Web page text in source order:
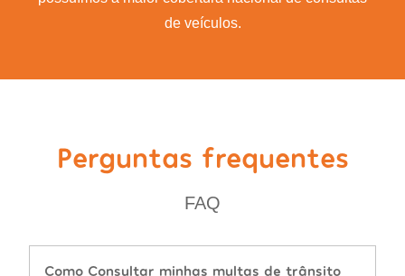
de veículos.
Perguntas frequentes
FAQ
Como Consultar minhas multas de trânsito